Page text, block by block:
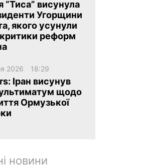
“Тиса” висунула
Угорщини
якого усунули
критики реформ
2026 18:29
Іран висунув
щодо
Ормузької
новини